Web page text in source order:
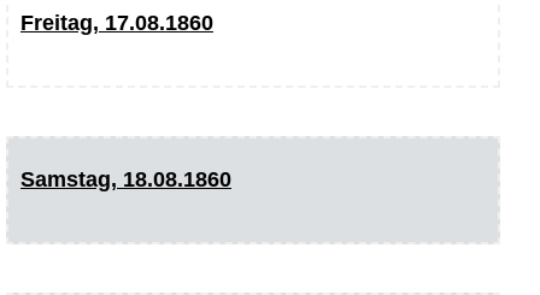
Freitag, 17.08.1860
Samstag, 18.08.1860